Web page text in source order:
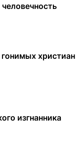
христиан
изгнанника